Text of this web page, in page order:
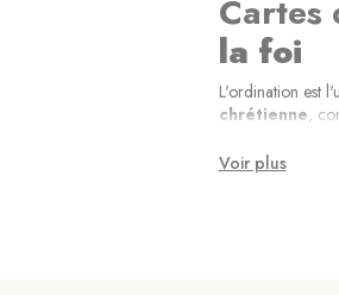
Cartes
la foi
L'ordination est
chrétienne,
vie à son service.
Voir plus